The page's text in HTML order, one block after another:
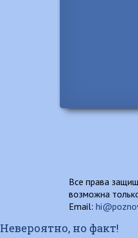
Все права
возможна
Email:
Невероятно, но факт!